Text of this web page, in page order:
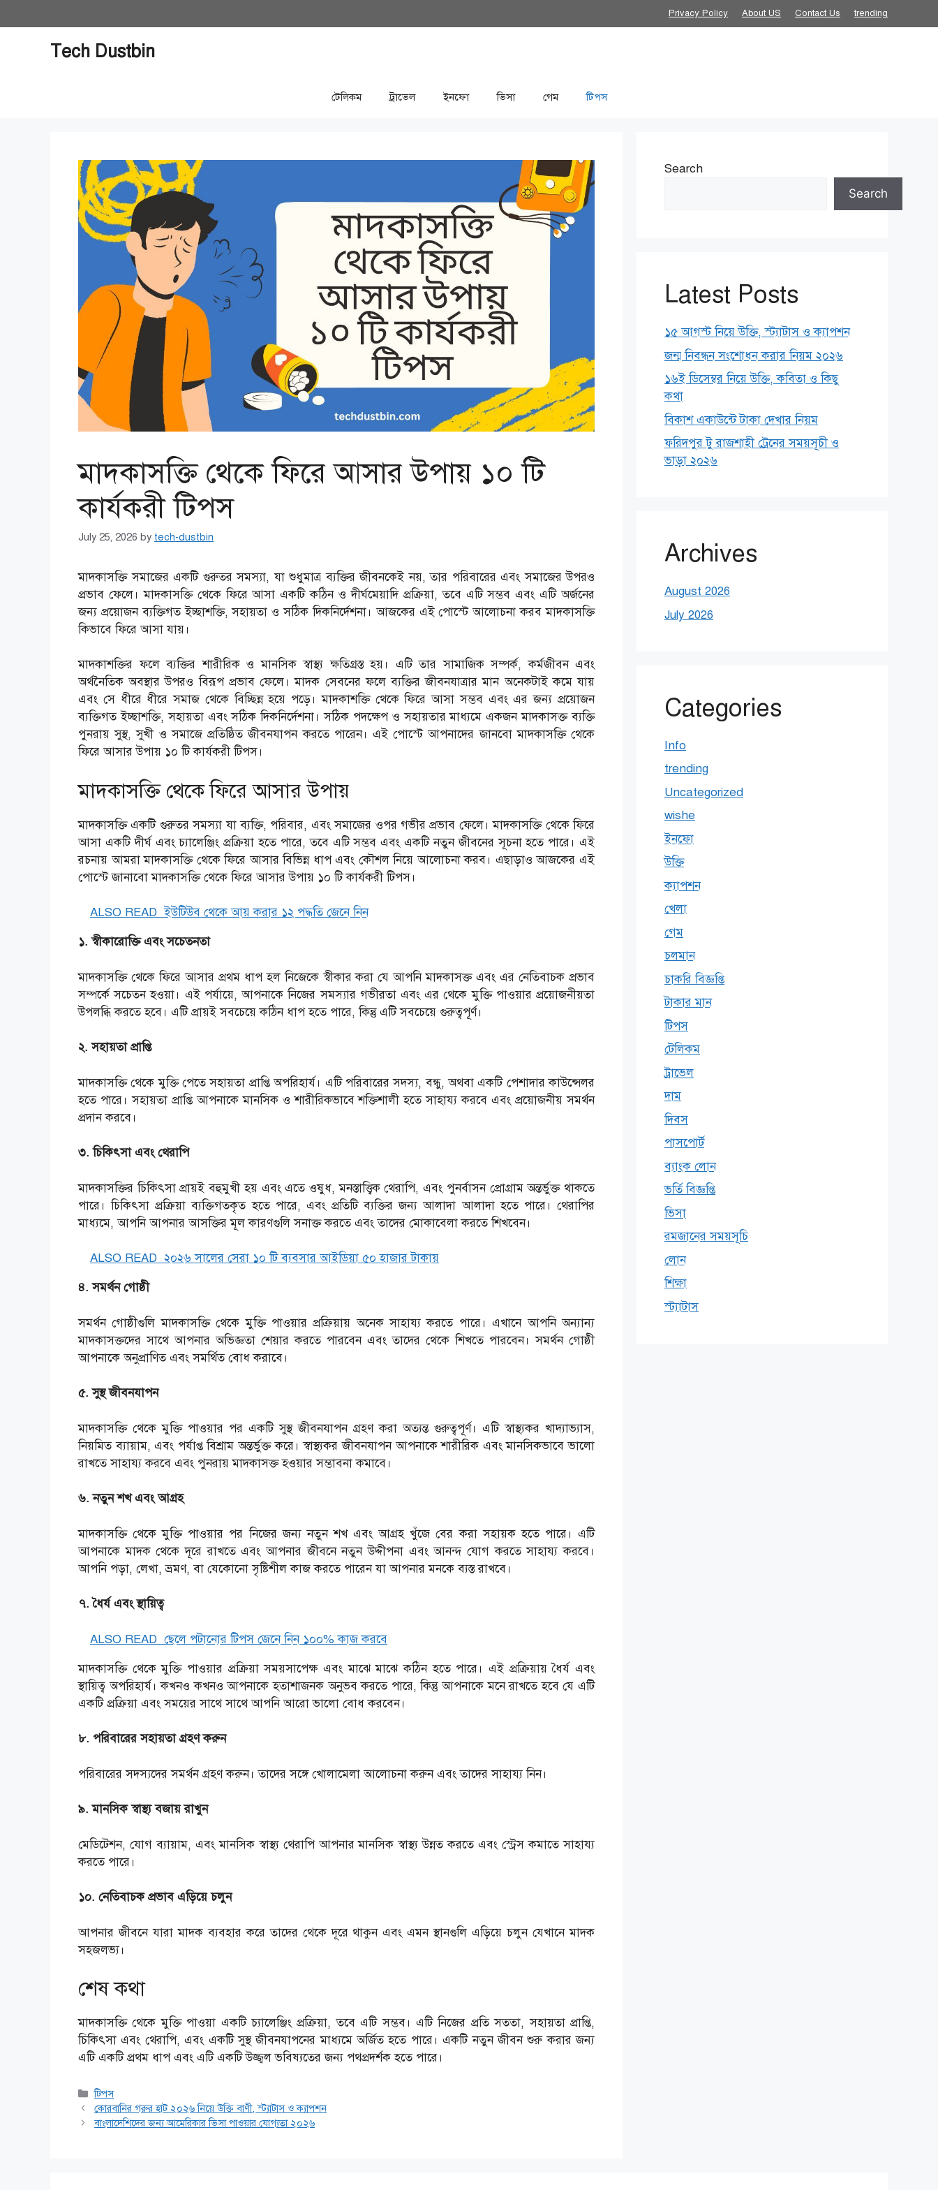
to
Privacy Policy About US Contact Us trending
Tech Dustbin
টেলিকম ট্রাভেল ইনফো ভিসা গেম টিপস
মাদকাসক্তি থেকে ফিরে আসার উপায় ১০ টি
কার্যকরী টিপস
July 25, 2026 by tech-dustbin
মাদকাসক্তি সমাজের একটি গুরুতর সমস্যা, যা শুধুমাত্র ব্যক্তির জীবনকেই নয়, তার পরিবারের এবং সমাজের উপরও
প্রভাব ফেলে। মাদকাসক্তি থেকে ফিরে আসা একটি কঠিন ও দীর্ঘমেয়াদি প্রক্রিয়া, তবে এটি সম্ভব এবং এটি অর্জনের
জন্য প্রয়োজন ব্যক্তিগত ইচ্ছাশক্তি, সহায়তা ও সঠিক দিকনির্দেশনা। আজকের এই পোস্টে আলোচনা করব মাদকাসক্তি
কিভাবে ফিরে আসা যায়।
মাদকাশক্তির ফলে ব্যক্তির শারীরিক ও মানসিক স্বাস্থ্য ক্ষতিগ্রস্ত হয়। এটি তার সামাজিক সম্পর্ক, কর্মজীবন এবং
অর্থনৈতিক অবস্থার উপরও বিরূপ প্রভাব ফেলে। মাদক সেবনের ফলে ব্যক্তির জীবনযাত্রার মান অনেকটাই কমে যায়
এবং সে ধীরে ধীরে সমাজ থেকে বিচ্ছিন্ন হয়ে পড়ে। মাদকাশক্তি থেকে ফিরে আসা সম্ভব এবং এর জন্য প্রয়োজন
ব্যক্তিগত ইচ্ছাশক্তি, সহায়তা এবং সঠিক দিকনির্দেশনা। সঠিক পদক্ষেপ ও সহায়তার মাধ্যমে একজন মাদকাসক্ত ব্যক্তি
পুনরায় সুস্থ, সুখী ও সমাজে প্রতিষ্ঠিত জীবনযাপন করতে পারেন। এই পোস্টে আপনাদের জানবো মাদকাসক্তি থেকে
ফিরে আসার উপায় ১০ টি কার্যকরী টিপস।
মাদকাসক্তি থেকে ফিরে আসার উপায়
মাদকাসক্তি একটি গুরুতর সমস্যা যা ব্যক্তি, পরিবার, এবং সমাজের ওপর গভীর প্রভাব ফেলে। মাদকাসক্তি থেকে ফিরে
আসা একটি দীর্ঘ এবং চ্যালেঞ্জিং প্রক্রিয়া হতে পারে, তবে এটি সম্ভব এবং একটি নতুন জীবনের সূচনা হতে পারে। এই
রচনায় আমরা মাদকাসক্তি থেকে ফিরে আসার বিভিন্ন ধাপ এবং কৌশল নিয়ে আলোচনা করব। এছাড়াও আজকের এই
পোস্টে জানাবো মাদকাসক্তি থেকে ফিরে আসার উপায় ১০ টি কার্যকরী টিপস।
ALSO READ ইউটিউব থেকে আয় করার ১২ পদ্ধতি জেনে নিন
১. স্বীকারোক্তি এবং সচেতনতা
মাদকাসক্তি থেকে ফিরে আসার প্রথম ধাপ হল নিজেকে স্বীকার করা যে আপনি মাদকাসক্ত এবং এর নেতিবাচক প্রভাব
সম্পর্কে সচেতন হওয়া। এই পর্যায়ে, আপনাকে নিজের সমস্যার গভীরতা এবং এর থেকে মুক্তি পাওয়ার প্রয়োজনীয়তা
উপলব্ধি করতে হবে। এটি প্রায়ই সবচেয়ে কঠিন ধাপ হতে পারে, কিন্তু এটি সবচেয়ে গুরুত্বপূর্ণ।
২. সহায়তা প্রাপ্তি
মাদকাসক্তি থেকে মুক্তি পেতে সহায়তা প্রাপ্তি অপরিহার্য। এটি পরিবারের সদস্য, বন্ধু, অথবা একটি পেশাদার কাউন্সেলর
হতে পারে। সহায়তা প্রাপ্তি আপনাকে মানসিক ও শারীরিকভাবে শক্তিশালী হতে সাহায্য করবে এবং প্রয়োজনীয় সমর্থন
প্রদান করবে।
৩. চিকিৎসা এবং থেরাপি
মাদকাসক্তির চিকিৎসা প্রায়ই বহুমুখী হয় এবং এতে ওষুধ, মনস্তাত্ত্বিক থেরাপি, এবং পুনর্বাসন প্রোগ্রাম অন্তর্ভুক্ত থাকতে
পারে। চিকিৎসা প্রক্রিয়া ব্যক্তিগতকৃত হতে পারে, এবং প্রতিটি ব্যক্তির জন্য আলাদা আলাদা হতে পারে। থেরাপির
মাধ্যমে, আপনি আপনার আসক্তির মূল কারণগুলি সনাক্ত করতে এবং তাদের মোকাবেলা করতে শিখবেন।
ALSO READ ২০২৬ সালের সেরা ১০ টি ব্যবসার আইডিয়া ৫০ হাজার টাকায়
৪. সমর্থন গোষ্ঠী
সমর্থন গোষ্ঠীগুলি মাদকাসক্তি থেকে মুক্তি পাওয়ার প্রক্রিয়ায় অনেক সাহায্য করতে পারে। এখানে আপনি অন্যান্য
মাদকাসক্তদের সাথে আপনার অভিজ্ঞতা শেয়ার করতে পারবেন এবং তাদের থেকে শিখতে পারবেন। সমর্থন গোষ্ঠী
আপনাকে অনুপ্রাণিত এবং সমর্থিত বোধ করাবে।
৫. সুস্থ জীবনযাপন
মাদকাসক্তি থেকে মুক্তি পাওয়ার পর একটি সুস্থ জীবনযাপন গ্রহণ করা অত্যন্ত গুরুত্বপূর্ণ। এটি স্বাস্থ্যকর খাদ্যাভ্যাস,
নিয়মিত ব্যায়াম, এবং পর্যাপ্ত বিশ্রাম অন্তর্ভুক্ত করে। স্বাস্থ্যকর জীবনযাপন আপনাকে শারীরিক এবং মানসিকভাবে ভালো
রাখতে সাহায্য করবে এবং পুনরায় মাদকাসক্ত হওয়ার সম্ভাবনা কমাবে।
৬. নতুন শখ এবং আগ্রহ
মাদকাসক্তি থেকে মুক্তি পাওয়ার পর নিজের জন্য নতুন শখ এবং আগ্রহ খুঁজে বের করা সহায়ক হতে পারে। এটি
আপনাকে মাদক থেকে দূরে রাখতে এবং আপনার জীবনে নতুন উদ্দীপনা এবং আনন্দ যোগ করতে সাহায্য করবে।
আপনি পড়া, লেখা, ভ্রমণ, বা যেকোনো সৃষ্টিশীল কাজ করতে পারেন যা আপনার মনকে ব্যস্ত রাখবে।
৭. ধৈর্য এবং স্থায়িত্ব
ALSO READ ছেলে পটানোর টিপস জেনে নিন ১০০% কাজ করবে
মাদকাসক্তি থেকে মুক্তি পাওয়ার প্রক্রিয়া সময়সাপেক্ষ এবং মাঝে মাঝে কঠিন হতে পারে। এই প্রক্রিয়ায় ধৈর্য এবং
স্থায়িত্ব অপরিহার্য। কখনও কখনও আপনাকে হতাশাজনক অনুভব করতে পারে, কিন্তু আপনাকে মনে রাখতে হবে যে এটি
একটি প্রক্রিয়া এবং সময়ের সাথে সাথে আপনি আরো ভালো বোধ করবেন।
৮. পরিবারের সহায়তা গ্রহণ করুন
পরিবারের সদস্যদের সমর্থন গ্রহণ করুন। তাদের সঙ্গে খোলামেলা আলোচনা করুন এবং তাদের সাহায্য নিন।
৯. মানসিক স্বাস্থ্য বজায় রাখুন
মেডিটেশন, যোগ ব্যায়াম, এবং মানসিক স্বাস্থ্য থেরাপি আপনার মানসিক স্বাস্থ্য উন্নত করতে এবং স্ট্রেস কমাতে সাহায্য
করতে পারে।
১০. নেতিবাচক প্রভাব এড়িয়ে চলুন
আপনার জীবনে যারা মাদক ব্যবহার করে তাদের থেকে দূরে থাকুন এবং এমন স্থানগুলি এড়িয়ে চলুন যেখানে মাদক
সহজলভ্য।
শেষ কথা
মাদকাসক্তি থেকে মুক্তি পাওয়া একটি চ্যালেঞ্জিং প্রক্রিয়া, তবে এটি সম্ভব। এটি নিজের প্রতি সততা, সহায়তা প্রাপ্তি,
চিকিৎসা এবং থেরাপি, এবং একটি সুস্থ জীবনযাপনের মাধ্যমে অর্জিত হতে পারে। একটি নতুন জীবন শুরু করার জন্য
এটি একটি প্রথম ধাপ এবং এটি একটি উজ্জ্বল ভবিষ্যতের জন্য পথপ্রদর্শক হতে পারে।
Categories
টিপস
কোরবানির গরুর হাট ২০২৬ নিয়ে উক্তি বাণী, স্ট্যাটাস ও ক্যাপশন
বাংলাদেশিদের জন্য আমেরিকার ভিসা পাওয়ার যোগ্যতা ২০২৬
Search
Search
Latest Posts
১৫ আগস্ট নিয়ে উক্তি, স্ট্যাটাস ও ক্যাপশন
জন্ম নিবন্ধন সংশোধন করার নিয়ম ২০২৬
১৬ই ডিসেম্বর নিয়ে উক্তি, কবিতা ও কিছু
কথা
বিকাশ একাউন্টে টাকা দেখার নিয়ম
ফরিদপুর টু রাজশাহী ট্রেনের সময়সূচী ও
ভাড়া ২০২৬
Archives
August 2026
July 2026
Categories
Info
trending
Uncategorized
wishe
ইনফো
উক্তি
ক্যাপশন
খেলা
গেম
চলমান
চাকরি বিজ্ঞপ্তি
টাকার মান
টিপস
টেলিকম
ট্রাভেল
দাম
দিবস
পাসপোর্ট
ব্যাংক লোন
ভর্তি বিজ্ঞপ্তি
ভিসা
রমজানের সময়সূচি
লোন
শিক্ষা
স্ট্যাটাস